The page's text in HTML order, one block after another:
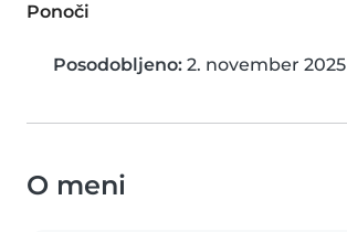
Ponoči
Posodobljeno: 2. november 2025
O meni